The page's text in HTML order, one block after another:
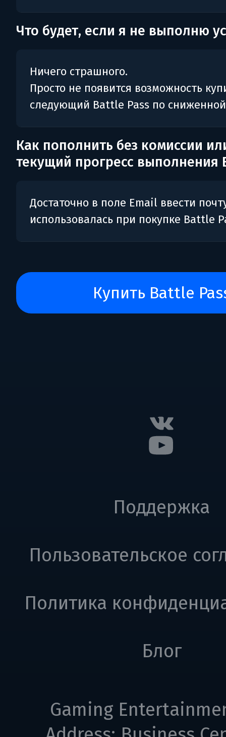
Что будет, если я не выполню
Ничего страшного.
Просто не появится возможность
следующий Battle Pass по
Как пополнить без комиссии
текущий прогресс выполнения
Достаточно в поле Email ввести
использовалась при покупке Battle
Купить Battle
Поддержка
Пользовательское
Политика
Блог
Gaming